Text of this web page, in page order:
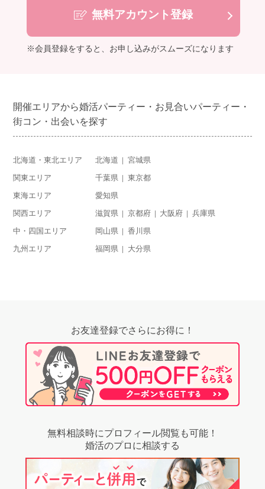
無料アカウント登録
※会員登録をすると、お申し込みがスムーズになります
開催エリアから婚活パーティー・お見合いパーティー・
街コン・出会いを探す
北海道・東北エリア 北海道 宮城県
関東エリア 千葉県 東京都
東海エリア 愛知県
関西エリア 滋賀県 京都府 大阪府 兵庫県
中・四国エリア 岡山県 香川県
九州エリア 福岡県 大分県
お友達登録でさらにお得に！
無料相談時にプロフィール閲覧も可能！
婚活のプロに相談する